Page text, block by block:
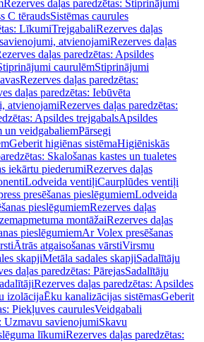
Rezerves daļas paredzētas: Stiprinājumi
C tēraudsSistēmas caurules
LīkumiTrejgabaliRezerves daļas
atvienojamiRezerves daļas
daļas paredzētas: Apsildes
caurulēmStiprinājumi
Rezerves daļas paredzētas:
daļas paredzētas: Iebūvēta
atvienojamiRezerves daļas paredzētas:
Apsildes trejgabalsApsildes
un veidgabaliemPārsegi
Geberit higiēnas sistēmaHigiēniskās
Skalošanas kastes un tualetes
iekārtu piederumiRezerves daļas
Lodveida ventiļiCaurplūdes ventiļi
presēšanas pieslēgumiemLodveida
pieslēgumiemRezerves daļas
montāžaiRezerves daļas
pieslēgumiemAr Volex presēšanas
Ātrās atgaisošanas vārstiVirsmu
skapjiMetāla sadales skapjiSadalītāju
daļas paredzētas: PārejasSadalītāju
Rezerves daļas paredzētas: Apsildes
izolācijaĒku kanalizācijas sistēmasGeberit
Piekļuves caurulesVeidgabali
Uzmavu savienojumiSkavu
līkumiRezerves daļas paredzētas: